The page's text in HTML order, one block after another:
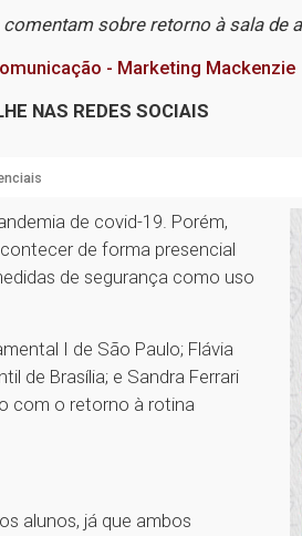
sobre retorno à sala de
- Marketing Mackenzie
NAS REDES SOCIAIS
de covid-19. Porém,
de forma presencial
de segurança como uso
I de São Paulo; Flávia
de Brasília; e Sandra Ferrari
com o retorno à rotina
alunos, já que ambos